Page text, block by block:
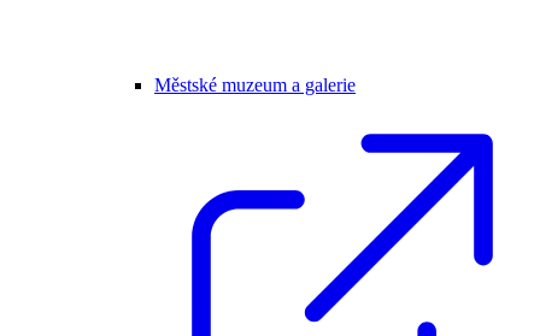
Městské muzeum a galerie